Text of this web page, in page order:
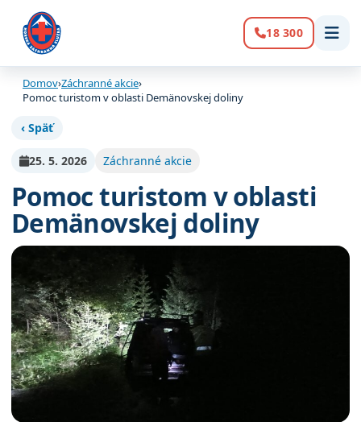
Volanie:
18 300
Domov›Záchranné akcie›
Pomoc turistom v oblasti Demänovskej doliny
‹ Späť
25. 5. 2026 Záchranné akcie
Pomoc turistom v oblasti
Demänovskej doliny